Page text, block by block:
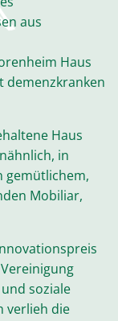
aus
Haus
demenzkranken
Haus
in
gemütlichem,
Mobiliar,
soziale
verlieh die